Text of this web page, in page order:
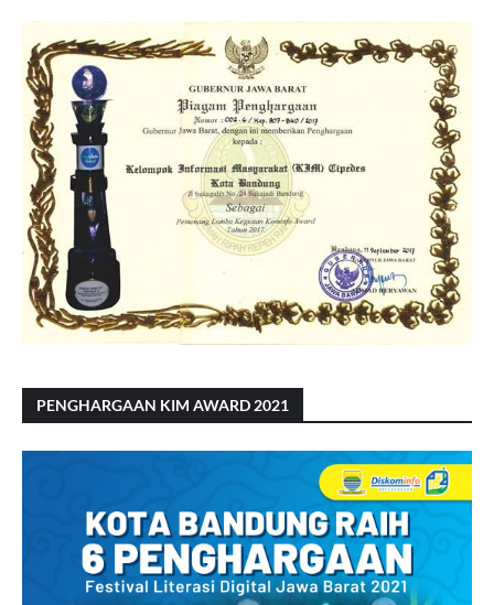
PENGHARGAAN KIM AWARD 2021